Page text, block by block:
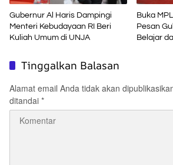
Gubernur Al Haris Dampingi
Menteri Kebudayaan RI Beri
Kuliah Umum di UNJA
Buka
Pesan
Belajar
Tinggalkan Balasan
Alamat email Anda tidak akan
ditandai *